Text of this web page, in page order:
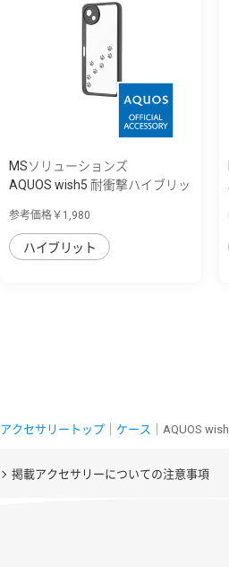
MSソリューションズ
AQUOS wish5 耐衝撃ハイブリッ
参考価格￥1,980
ハイブリット
アクセサリートップ ケース ｜AQUOS
掲載アクセサリーについての注意事項